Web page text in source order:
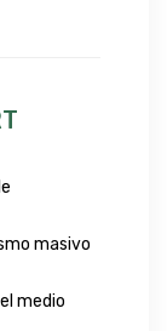
masivo
medio